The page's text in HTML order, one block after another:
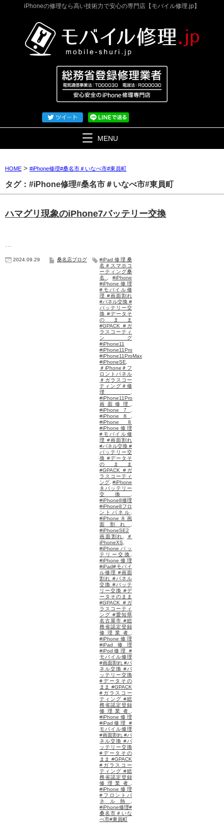
iPhoneの修理なら高い技術力で安心の専門店【モバイル修理.jp】
MENU
HOME > #iPhone修理#桑名市＃いなべ市#東員町
タグ：#iPhone修理#桑名市＃いなべ市#東員町
ハマグリ現象のiPhone7バッテリー交換
2024.09.29 桑名店ブログ
#iPad修理桑
名＃スマホコ
ーティング桑
名
#iPhone
#iPhone修理
#モバイル修
理 #画面割れ
#パネル交換 #
バッテリー交
換 #データそ
のまま
#GPACK #ガ
ラスコーティ
ング
#iPhone11
#iPhone11Pro
#iPhone11ProMax
#iPhoneSE
＃iPhone＃フ
ロントパネル
＃ガラスコー
ティング＃修
理
#iPhone11Pro
画面修理
#iPhone７
#iPhone８
#iPhone８
#iPhone修理
#モバイル修
理 #画面割れ
#パネル交換 #
バッテリー交
換 #データそ
のまま
#GPACK #ガ
ラスコーティ
ング #iPhone
８バッテリー
交換
#iPhone8修理
#iPhone8フロ
ントパネル
#iPhone８画
面割れ
#iPhoneSE2
画面割れ
＃
iPhoneXS
#iPhoneバッ
テリー交換
#iPhone修理
#iPad#モバイ
ル修理 #画面
割れ #パネル
交換 #バッテ
リー交換 #デ
ータそのまま
#GPACK #ガ
ラスコーティ
ング #愛知県
名古屋市 #総
務省認定登録
修理業者
#iPhone修理
#iPad修理
#iPod修理 #
モバイル修理
#画面割れ #パ
ネル交換 #バ
ッテリー交換
#データその
まま #GPACK
#ガラスコー
ティング #総
務省認定登録
修理業者
#iPhone修理
#iPad修理 #
モバイル修理
#画面割れ #パ
ネル交換 #バ
ッテリー交換
#データその
まま #GPACK
#ガラスコー
ティング #総
務省認定登録
修理業者
#iPhone修理
#フロントパ
ネル熱
#iPhone修理#
桑名市＃いな
べ市#東員町